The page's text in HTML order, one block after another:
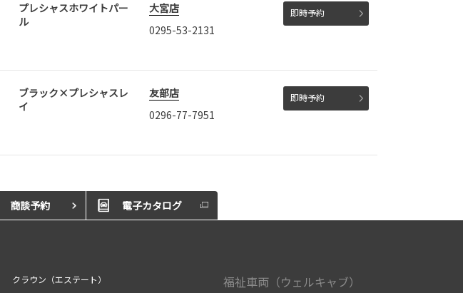
プレシャスホワイトパー
ル
大宮店
0295-53-2131
即時予約
ブラック×プレシャスレ
イ
友部店
0296-77-7951
即時予約
商談予約 電子カタログ
クラウン（エステート）
福祉車両（ウェルキャブ）